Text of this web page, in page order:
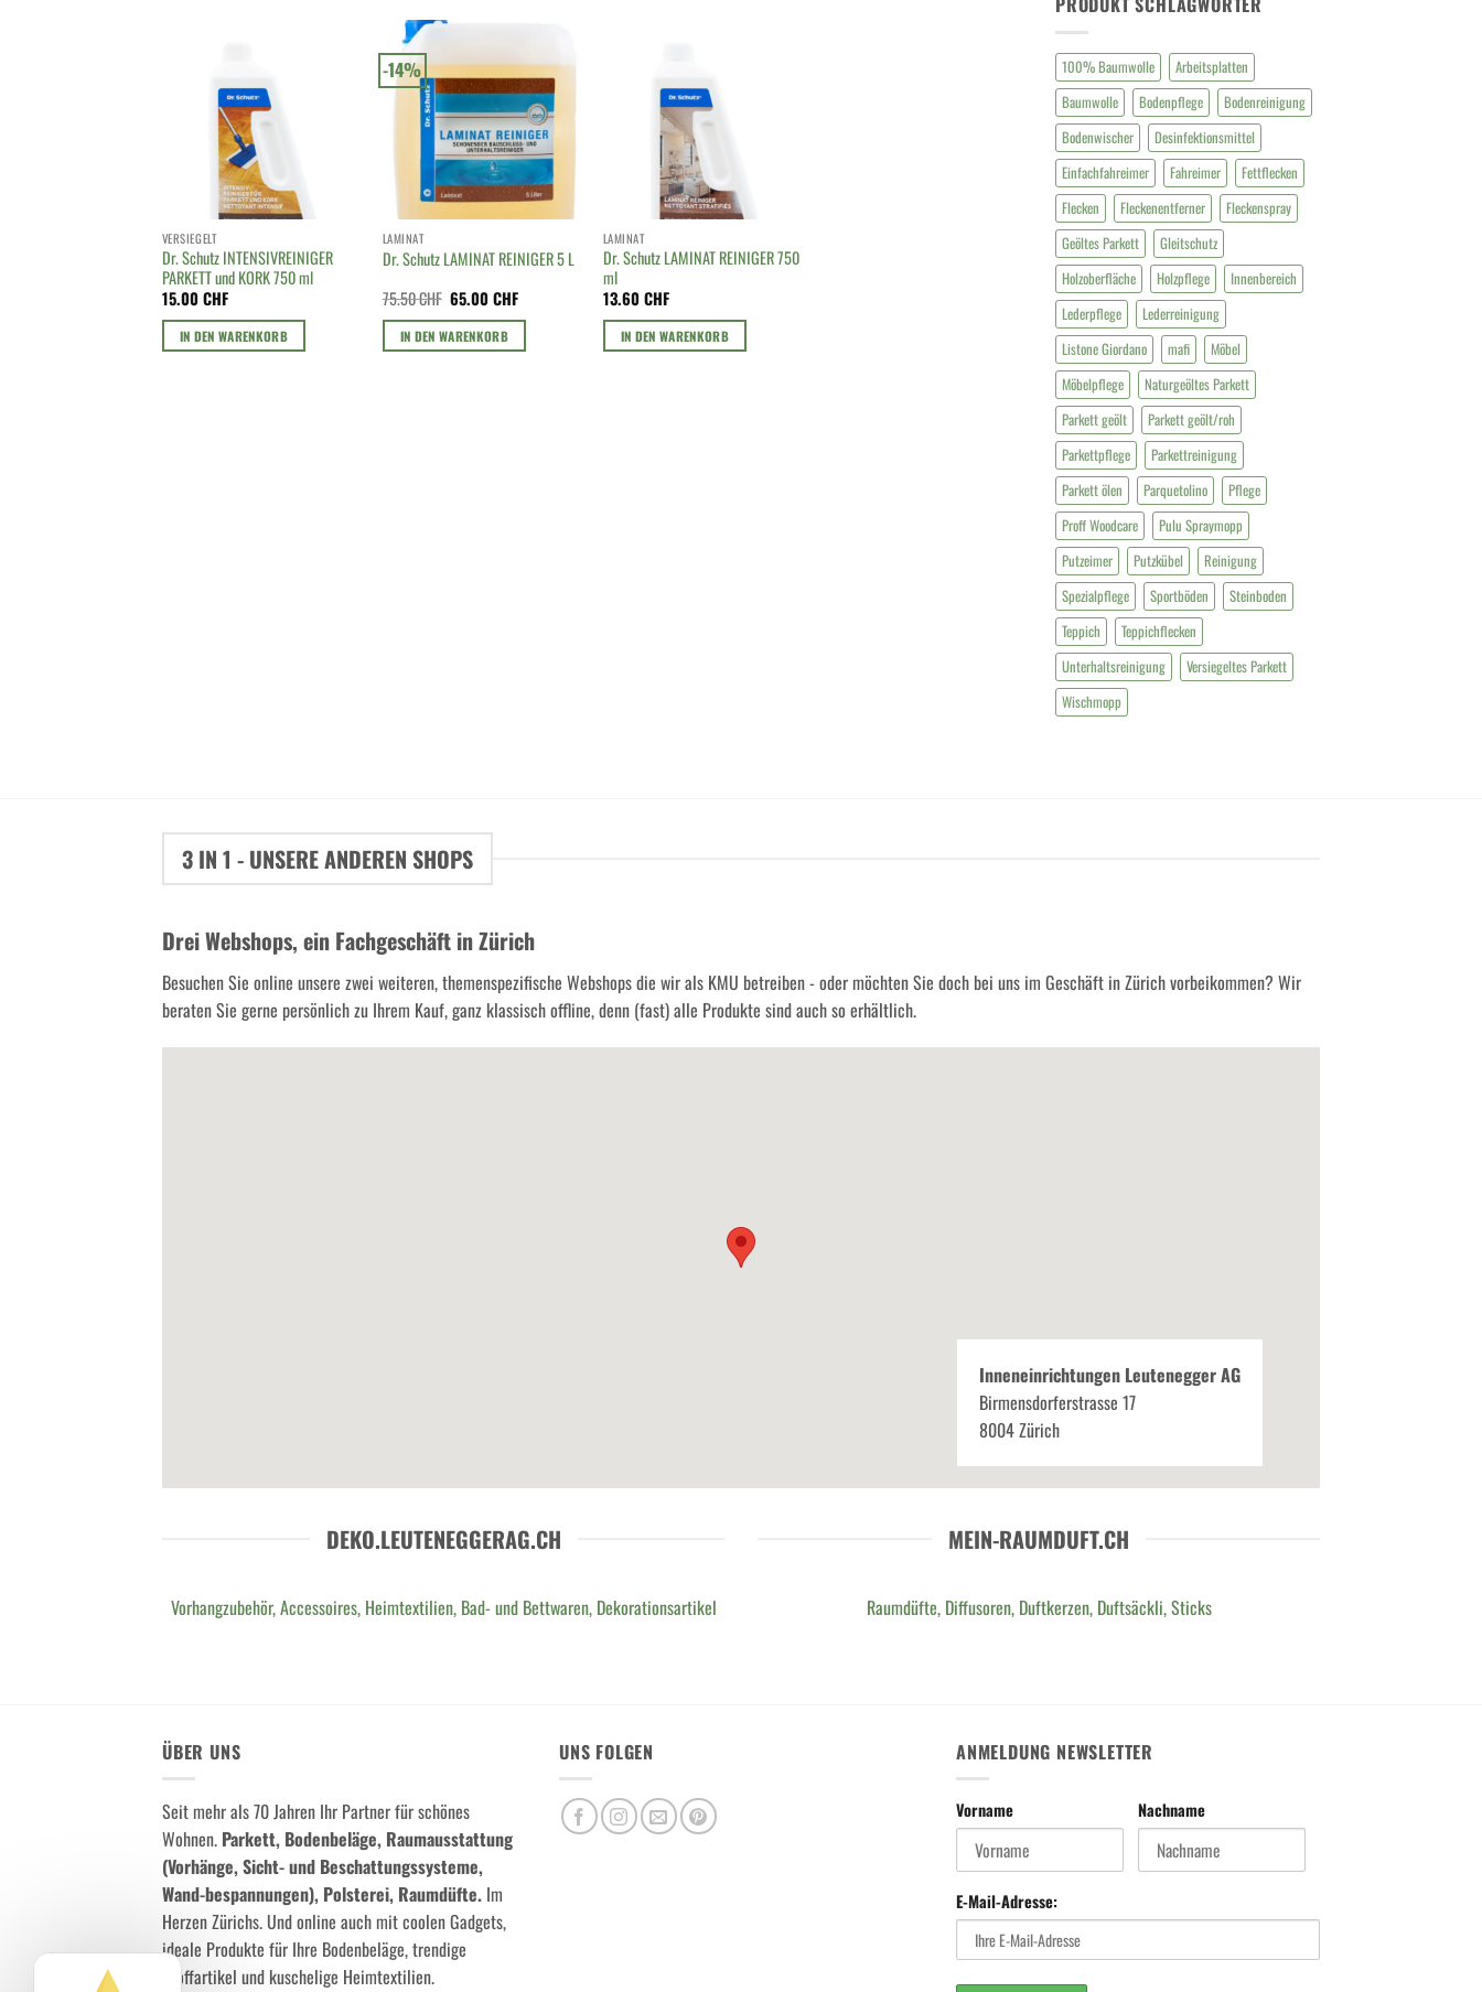
VERSIEGELT
Dr. Schutz INTENSIVREINIGER
PARKETT und KORK 750 ml
15.00CHF
IN DEN WARENKORB
-14%
LAMINAT
Dr. Schutz LAMINAT REINIGER 5 L
75.50CHF Ursprünglicher
Preis
war:
75.50 CHF
65.00CHFAktueller
ist:
IN DEN WARENKORB
LAMINAT
Dr. Schutz LAMINAT REINIGER 750
ml
13.60CHF
IN DEN WARENKORB
100% Baumwolle
Arbeitsplatten
Baumwolle
Bodenpflege
Bodenreinigung
Bodenwischer
Desinfektionsmittel
Einfachfahreimer
Fahreimer
Fettflecken
Flecken
Fleckenentferner
Fleckenspray
Geöltes Parkett
Gleitschutz
Holzoberfläche
Holzpflege
Innenbereich
Lederpflege
Lederreinigung
Listone Giordano
mafi
Möbel
Möbelpflege
Naturgeöltes Parkett
Parkett geölt
Parkett geölt/roh
Parkettpflege
Parkettreinigung
Parkett ölen
Parquetolino
Pflege
Proff Woodcare
Pulu Spraymopp
Putzeimer
Putzkübel
Reinigung
Spezialpflege
Sportböden
Steinboden
Teppich
Teppichflecken
Unterhaltsreinigung
Versiegeltes Parkett
Wischmopp
3 IN 1 - UNSERE ANDEREN SHOPS
Drei Webshops, ein Fachgeschäft in Zürich
Besuchen Sie online unsere zwei weiteren, themenspezifische Webshops die wir als KMU betreiben - oder möchten Sie doch bei uns im Geschäft in Zürich vorbeikommen? Wir
beraten Sie gerne persönlich zu Ihrem Kauf, ganz klassisch offline, denn (fast) alle Produkte sind auch so erhältlich.
Inneneinrichtungen Leutenegger AG
Birmensdorferstrasse 17
8004 Zürich
DEKO.LEUTENEGGERAG.CH
Vorhangzubehör, Accessoires, Heimtextilien, Bad- und Bettwaren, Dekorationsartikel
MEIN-RAUMDUFT.CH
Raumdüfte, Diffusoren, Duftkerzen, Duftsäckli, Sticks
ÜBER UNS
Seit mehr als 70 Jahren Ihr Partner für schönes
Wohnen. Parkett, Bodenbeläge, Raumausstattung
(Vorhänge, Sicht- und Beschattungssysteme,
Wand-bespannungen), Polsterei, Raumdüfte. Im
Herzen Zürichs. Und online auch mit coolen Gadgets,
ideale Produkte für Ihre Bodenbeläge, trendige
Stoffartikel und kuschelige Heimtextilien.
UNS FOLGEN ANMELDUNG NEWSLETTER
Vorname Nachname
E-Mail-Adresse: